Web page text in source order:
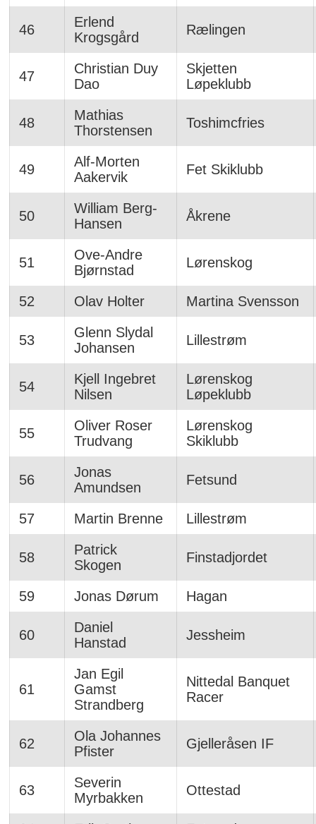
46
Erlend
Krogsgård
Rælingen
47
Christian Duy
Dao
Skjetten
Løpeklubb
48
Mathias
Thorstensen
Toshimcfries
49
Alf-Morten
Aakervik
Fet Skiklubb
50
William Berg-
Hansen
Åkrene
51
Ove-Andre
Bjørnstad
Lørenskog
52 Olav Holter Martina Svensson
53
Glenn Slydal
Johansen
Lillestrøm
54
Kjell Ingebret
Nilsen
Lørenskog
Løpeklubb
55
Oliver Roser
Trudvang
Lørenskog
Skiklubb
56
Jonas
Amundsen
Fetsund
57 Martin Brenne Lillestrøm
58
Patrick
Skogen
Finstadjordet
59 Jonas Dørum Hagan
60
Daniel
Hanstad
Jessheim
61
Jan Egil
Gamst
Strandberg
Nittedal Banquet
Racer
62
Ola Johannes
Pfister
Gjelleråsen IF
63
Severin
Myrbakken
Ottestad